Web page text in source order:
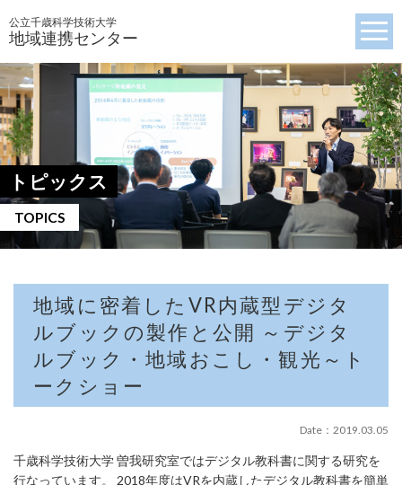
公立千歳科学技術大学
地域連携センター
トピックス
TOPICS
地域に密着したVR内蔵型デジタ
ルブックの製作と公開 ～デジタ
ルブック・地域おこし・観光～ト
ークショー
Date：2019.03.05
千歳科学技術大学 曽我研究室ではデジタル教科書に関する研究を
行なっています。 2018年度はVRを内蔵したデジタル教科書を簡単